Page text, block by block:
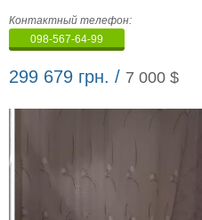
Агенство
недвижимости
"Аверс"
Контактный телефон:
098-567-64-99
299 679 грн. / 7 000 $